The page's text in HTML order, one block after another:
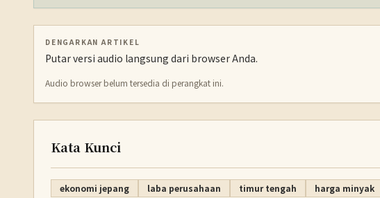
DENGARKAN ARTIKEL
Putar versi audio langsung dari browser Anda.
Audio browser belum tersedia di perangkat ini.
Kata Kunci
ekonomi jepang laba perusahaan timur tengah harga minyak